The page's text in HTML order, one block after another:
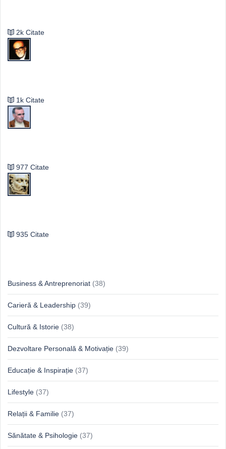
2k Citate
1k Citate
977 Citate
935 Citate
Business & Antreprenoriat (38)
Carieră & Leadership (39)
Cultură & Istorie (38)
Dezvoltare Personală & Motivație (39)
Educație & Inspirație (37)
Lifestyle (37)
Relații & Familie (37)
Sănătate & Psihologie (37)